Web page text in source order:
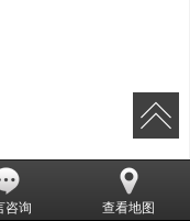
咨询 查看地图